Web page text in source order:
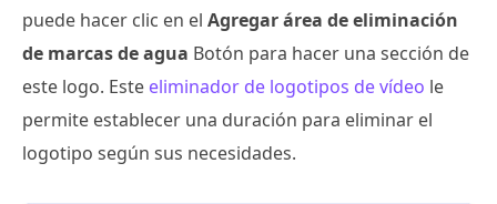
puede hacer clic en el Agregar área de eliminación
de marcas de agua Botón para hacer una sección de
este logo. Este eliminador de logotipos de vídeo le
permite establecer una duración para eliminar el
logotipo según sus necesidades.